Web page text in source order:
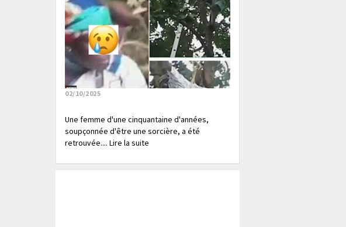
02/10/2025
Une femme d'une cinquantaine d'années,
soupçonnée d'être une sorcière, a été
retrouvée.... Lire la suite